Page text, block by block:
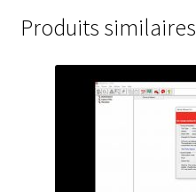
Produits similaires